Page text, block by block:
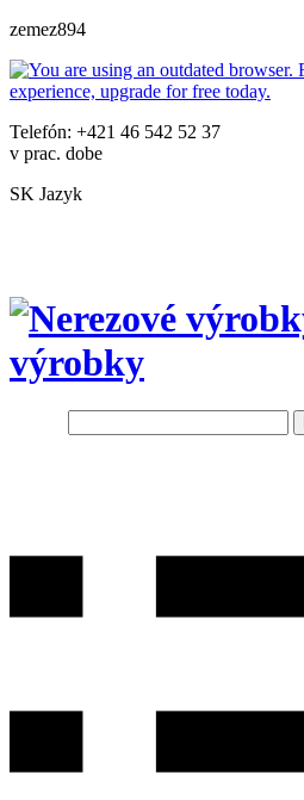
zemez894
Telefón: +421 46 542 52 37
v prac. dobe
SK Jazyk